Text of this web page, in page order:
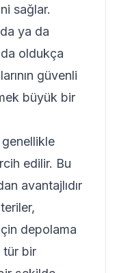
sağlar.
ya da
oldukça
güvenli
büyük bir
edilir. Bu
avantajlıdır
depolama
tür bir